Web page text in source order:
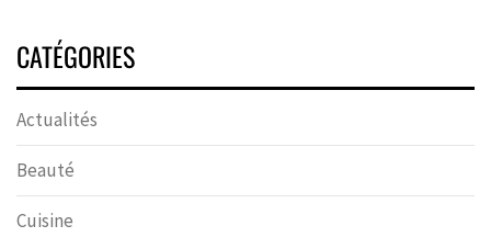
CATÉGORIES
Actualités
Beauté
Cuisine